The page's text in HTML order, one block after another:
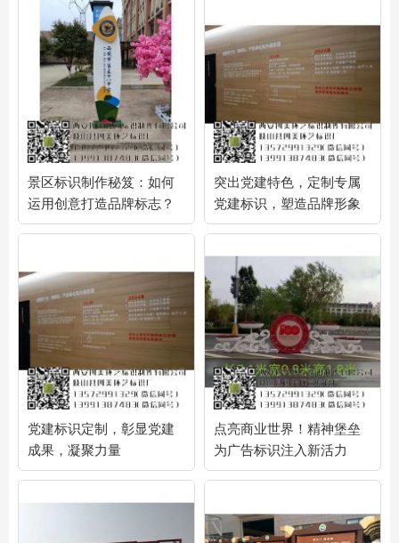
景区标识制作秘笈：如何
运用创意打造品牌标志？
突出党建特色，定制专属
党建标识，塑造品牌形象
党建标识定制，彰显党建
成果，凝聚力量
点亮商业世界！精神堡垒
为广告标识注入新活力